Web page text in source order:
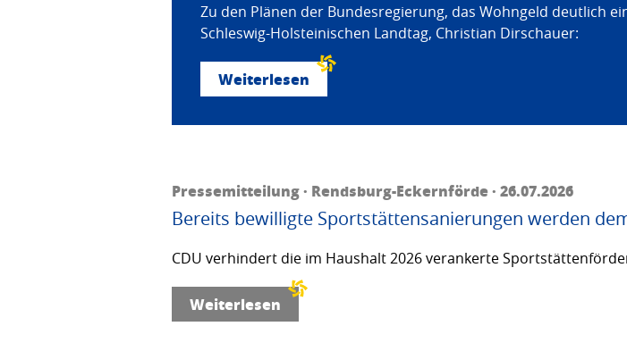
Zu den Plänen der Bundesregierung, das Wohngeld deutlich
Schleswig-Holsteinischen Landtag, Christian Dirschauer:
Weiterlesen
Pressemitteilung · Rendsburg-Eckernförde · 26.07.2026
Bereits bewilligte Sportstättensanierungen werden
CDU verhindert die im Haushalt 2026 verankerte
Weiterlesen